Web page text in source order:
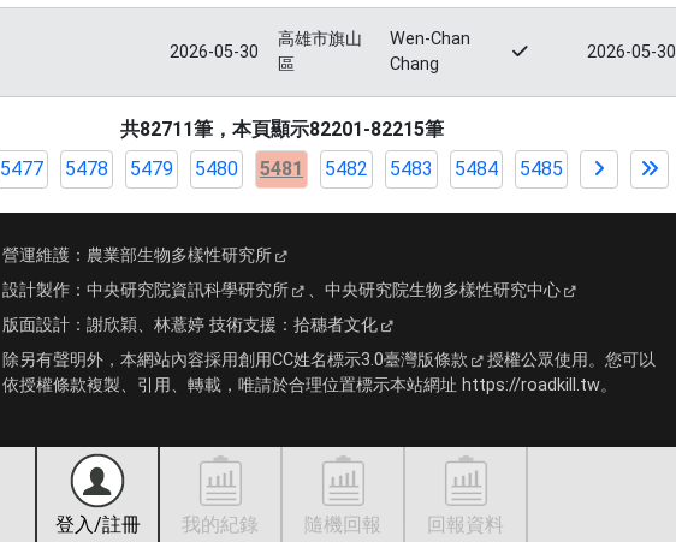
2026-05-30
高雄市旗山
區
Wen-Chan
Chang
2026-05-30
共82711筆，本頁顯示82201-82215筆
5477
5478 5479 5480 5481 5482 5483 5484 5485
登入/註冊 我的紀錄 隨機回報 回報資料
營運維護： 農業部生物多樣性研究所
設計製作： 中央研究院資訊科學研究所 、 中央研究院生物多樣性研究中心
版面設計： 謝欣穎、林薏婷 技術支援： 拾穗者文化
除另有聲明外，本網站內容採用創用CC姓名標示3.0臺灣版條款
授權公眾使用。您可以
依授權條款複製、引用、轉載，唯請於合理位置標示本站網址 https://roadkill.tw。